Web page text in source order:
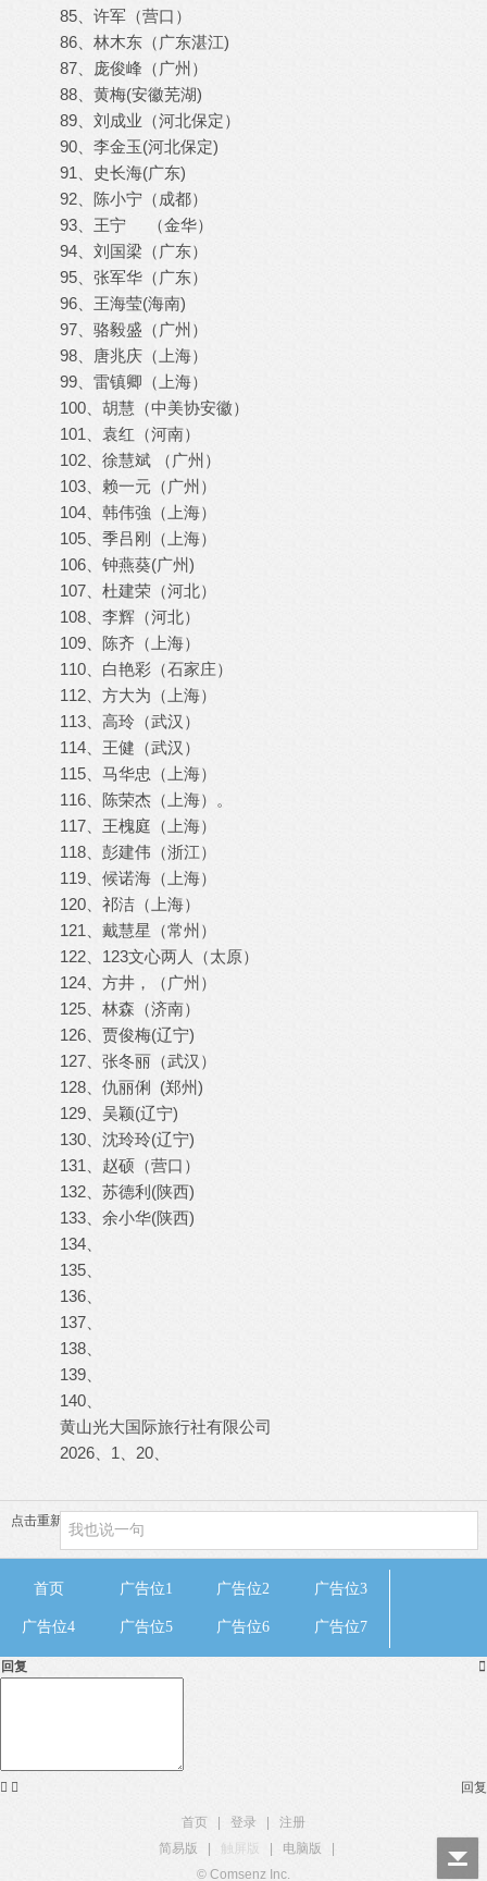
85、许军（营口）
86、林木东（广东湛江)
87、庞俊峰（广州）
88、黄梅(安徽芜湖)
89、刘成业（河北保定）
90、李金玉(河北保定)
91、史长海(广东)
92、陈小宁（成都）
93、王宁 （金华）
94、刘国梁（广东）
95、张军华（广东）
96、王海莹(海南)
97、骆毅盛（广州）
98、唐兆庆（上海）
99、雷镇卿（上海）
100、胡慧（中美协安徽）
101、袁红（河南）
102、徐慧斌 （广州）
103、赖一元（广州）
104、韩伟強（上海）
105、季吕刚（上海）
106、钟燕葵(广州)
107、杜建荣（河北）
108、李辉（河北）
109、陈齐（上海）
110、白艳彩（石家庄）
112、方大为（上海）
113、高玲（武汉）
114、王健（武汉）
115、马华忠（上海）
116、陈荣杰（上海）。
117、王槐庭（上海）
118、彭建伟（浙江）
119、候诺海（上海）
120、祁洁（上海）
121、戴慧星（常州）
122、123文心两人（太原）
124、方井，（广州）
125、林森（济南）
126、贾俊梅(辽宁)
127、张冬丽（武汉）
128、仇丽俐 (郑州)
129、吴颖(辽宁)
130、沈玲玲(辽宁)
131、赵硕（营口）
132、苏德利(陕西)
133、余小华(陕西)
134、
135、
136、
137、
138、
139、
140、
黄山光大国际旅行社有限公司
2026、1、20、
点击重新加载
首页 广告位1 广告位2 广告位3
广告位4 广告位5 广告位6 广告位7

回复
回复
 
首页 登录
注册
简易版
触屏版 电脑版
© Comsenz Inc.